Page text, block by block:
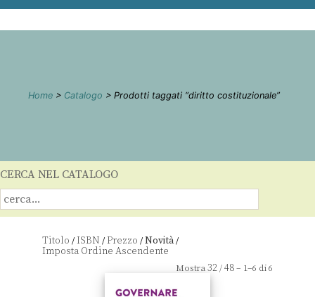
Home > Catalogo > Prodotti taggati “diritto costituzionale”
CERCA NEL CATALOGO
Titolo /ISBN /Prezzo /Novità/
Mostra32/48– 1–6 di 6